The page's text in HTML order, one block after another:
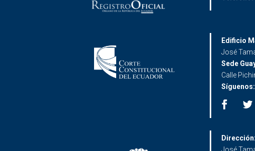
Edificio
José
Sede
Calle
Síguenos:
Dirección: